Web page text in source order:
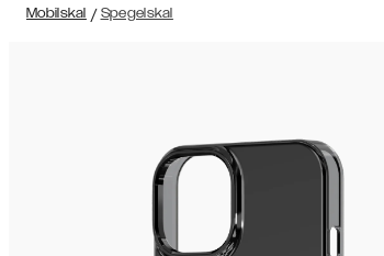
Mobilskal / Spegelskal